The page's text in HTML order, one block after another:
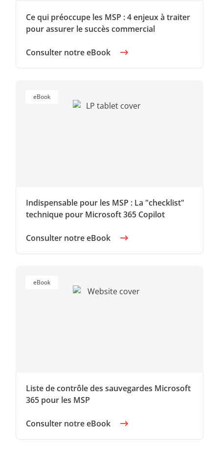
Ce qui préoccupe les MSP : 4 enjeux à traiter
pour assurer le succès commercial
Consulter notre eBook
eBook
Indispensable pour les MSP : La "checklist"
technique pour Microsoft 365 Copilot
Consulter notre eBook
eBook
Liste de contrôle des sauvegardes Microsoft
365 pour les MSP
Consulter notre eBook